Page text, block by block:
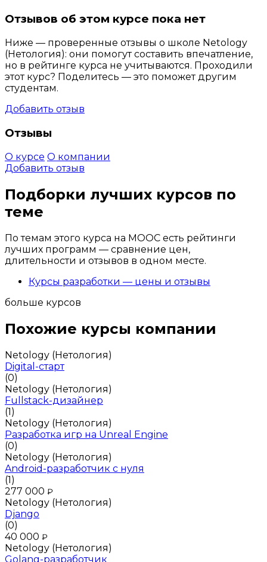
Отзывов об этом курсе пока нет
Ниже — проверенные отзывы о школе Netology
(Нетология): они помогут составить впечатление,
но в рейтинге курса не учитываются. Проходили
этот курс? Поделитесь — это поможет другим
студентам.
Добавить отзыв
Отзывы
О курсе О компании
Добавить отзыв
Подборки лучших курсов по
теме
По темам этого курса на MOOC есть рейтинги
лучших программ — сравнение цен,
длительности и отзывов в одном месте.
Курсы разработки — цены и отзывы
больше курсов
Похожие курсы компании
Netology (Нетология)
Digital-старт
(0)
Netology (Нетология)
Fullstack-дизайнер
(1)
Netology (Нетология)
Разработка игр на Unreal Engine
(0)
Netology (Нетология)
Android-разработчик с нуля
(1)
277 000 ₽
Netology (Нетология)
Django
(0)
40 000 ₽
Netology (Нетология)
Golang-разработчик